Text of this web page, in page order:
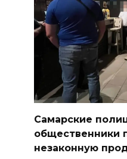
Самарские
общественники
незаконную